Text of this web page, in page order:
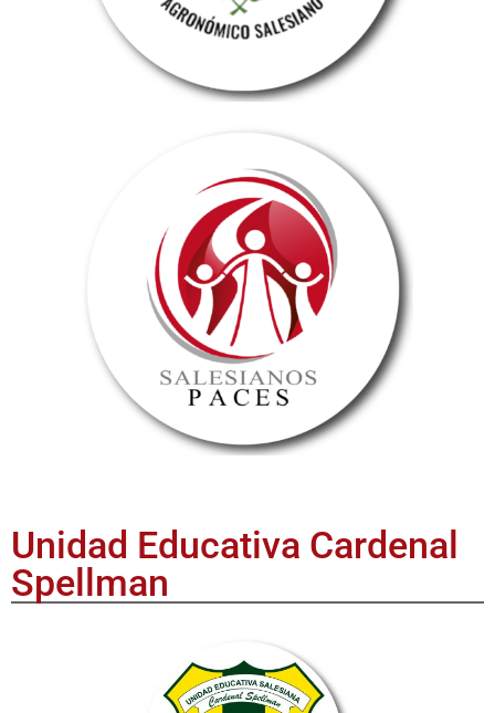
Unidad Educativa Cardenal
Spellman